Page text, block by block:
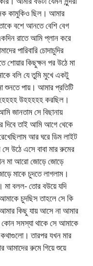
কামুকিও ছিল। আমার
বশে আনতে বেশি বেগ
রাতে আমি প্লান করে
পারিবারি চোদাচুদির
শোয়ার কিছুক্ষন পর উঠে মা
বলি যে তুমি মুখে একটু
পায়। আমার প্রতিটি
উহহহহহ করছিল।
জানতাম সে বিছানায়
দিবে তাই আমি আগে থেকে
আর ঘরে ডিম লাইট
উঠে এসে বাবা মার রুমের
মা আরো জোড়ে জোড়ে
মাকে চুদতে লাগলাম।
মা বলল- তোর বউয়ে যদি
চুদছিস তাহলে সে কি
কিছু যায় আসে না আমার
কোন সমস্যা থাকে সে আমাকে
তারপর যখন মার
আমাদের রুমে গিয়ে শুয়ে